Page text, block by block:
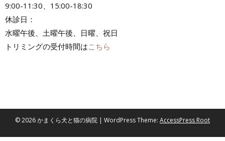
9:00-11:30、15:00-18:30
休診日：
水曜午後、土曜午後、日曜、祝日
トリミングの受付時間はこちら
© 2026 かまくら犬と猫の病院 | WordPress Theme: AccessPress Root